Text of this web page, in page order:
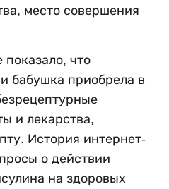
место совершения
что
бабушка приобрела в
и лекарства,
История интернет-
о действии
на здоровых